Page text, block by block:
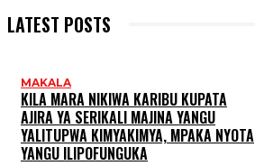
LATEST POSTS
MAKALA
KILA MARA NIKIWA KARIBU KUPATA
AJIRA YA SERIKALI MAJINA YANGU
YALITUPWA KIMYAKIMYA, MPAKA NYOTA
YANGU ILIPOFUNGUKA